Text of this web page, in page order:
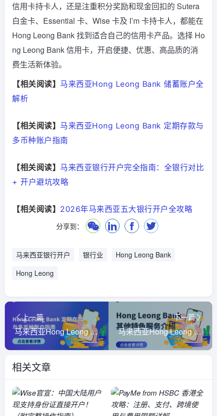
信用卡持卡人，还是注重积分奖励和现金回扣的 Sutera
白金卡、Essential 卡、Wise 卡及 I’m 卡持卡人，都能在
Hong Leong Bank 找到适合自己的信用卡产品。选择 Ho
ng Leong Bank 信用卡，开启便捷、优惠、高品质的消
费生活新体验。
【相关阅读】 马来西亚Hong Leong Bank 储蓄账户全
解析
【相关阅读】 马来西亚Hong Leong Bank 定期存款与
多币种账户指南
【相关阅读】 马来西亚银行开户完全指南：全银行对比
+ 开户避坑攻略
【相关阅读】 2026年马来西亚五大银行开户全攻略
分享到：
马来西亚银行开户 银行业
Hong Leong Bank
Hong Leong
上一篇
马来西亚Hong Leong Bank 定期存款与多币种账户指南
下一篇
马来西亚Hong Leong Bank 其他特色服务介绍
相关文章